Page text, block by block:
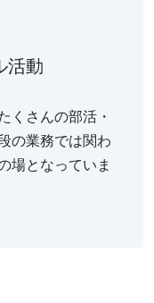
活動
くさんの部活・
の業務では関わ
場となっていま